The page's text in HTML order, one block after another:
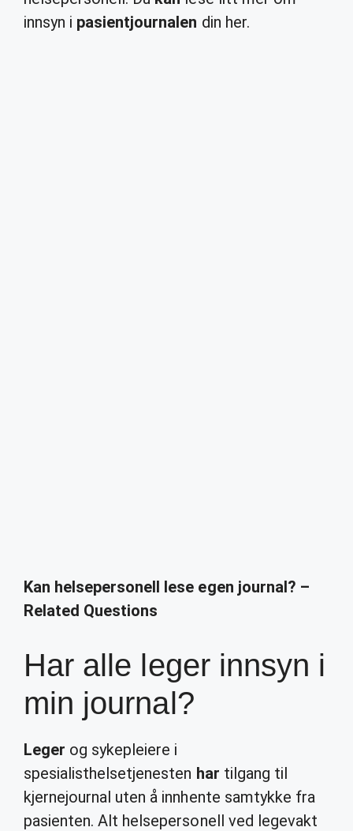
innsyn i pasientjournalen din her.
Kan helsepersonell lese egen journal? –
Related Questions
Har alle leger innsyn i
min journal?
Leger og sykepleiere i
spesialisthelsetjenesten har tilgang til
kjernejournal uten å innhente samtykke fra
pasienten. Alt helsepersonell ved legevakt